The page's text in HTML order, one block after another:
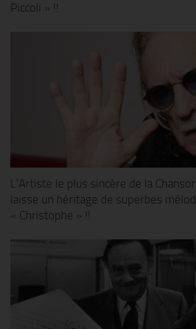
Piccoli » !!
L’Artiste le plus sincère de la
laisse un héritage de superbes
« Christophe » !!